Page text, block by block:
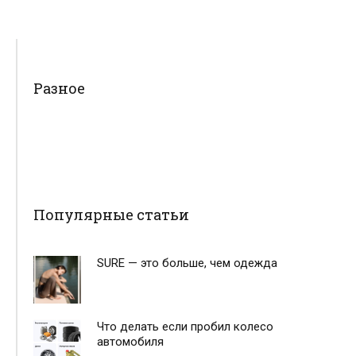
Разное
Популярные статьи
SURE — это больше, чем одежда
Что делать если пробил колесо
автомобиля